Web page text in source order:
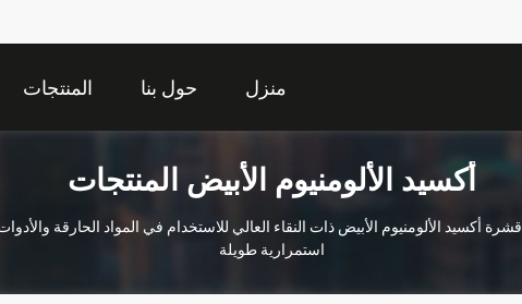
منزل حول بنا المنتجات
أكسيد الألومنيوم الأبيض المنتجات
قشرة أكسيد الألومنيوم الأبيض ذات النقاء العالي للاستخدام في المواد الحارقة
استمرارية طويلة